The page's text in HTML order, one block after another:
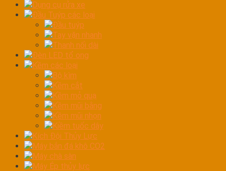
Dụng cụ rửa xe
Đầu Tuýp các loại
Đầu tuýp
Tay vặn nhanh
Thanh nối dài
Đèn LED tổ ong
Kềm các loại
Bộ kìm
Kềm cắt
Kềm mỏ quạ
Kềm mũi bằng
Kềm mũi nhọn
Kiềm tuốc dây
Kích Đội Thủy Lực
Máy bắn đá khô CO2
Máy chà sàn
Máy Ép thủy lực